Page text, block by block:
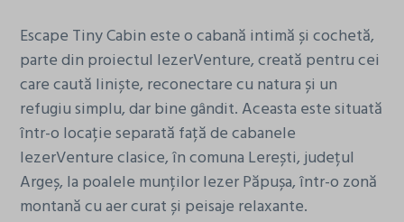
Escape Tiny Cabin este o cabană intimă și cochetă,
parte din proiectul IezerVenture, creată pentru cei
care caută liniște, reconectare cu natura și un
refugiu simplu, dar bine gândit. Aceasta este situată
într-o locație separată față de cabanele
IezerVenture clasice, în comuna Lerești, județul
Argeș, la poalele munților Iezer Păpușa, într-o zonă
montană cu aer curat și peisaje relaxante.